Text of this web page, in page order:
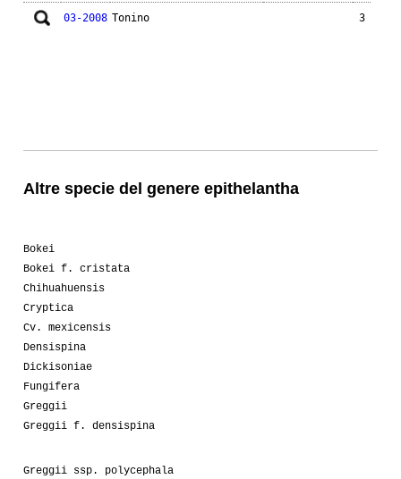
03-2008 Tonino 3
Altre specie del genere epithelantha
Bokei
Bokei f. cristata
Chihuahuensis
Cryptica
Cv. mexicensis
Densispina
Dickisoniae
Fungifera
Greggii
Greggii f. densispina
Greggii ssp. polycephala